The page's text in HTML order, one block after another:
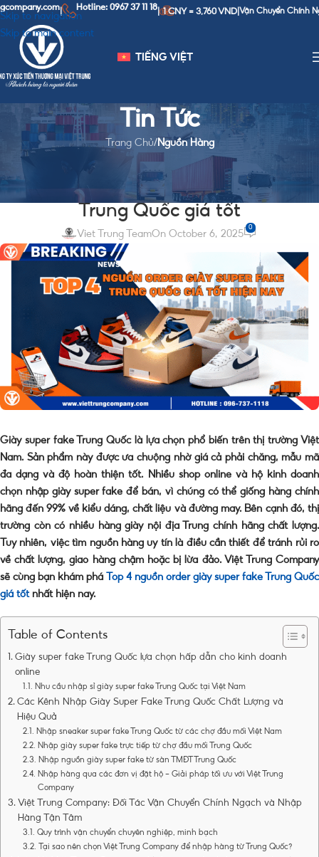
Skip to navigation
Skip to main content
| Hotline: 0967 37 11 18| 1 CNY = 3,760 VND| Vận Chuyển Chính Ngạch Trung -
TIẾNG VIỆT
Tin Tức
Trang Chủ/Nguồn Hàng
NGUỒN HÀNG
Top 4 nguồn order giày super fake
Trung Quốc giá tốt
Viet Trung TeamOn October 6, 2025
0
Giày super fake Trung Quốc là lựa chọn phổ biến trên thị trường Việt
Nam. Sản phẩm này được ưa chuộng nhờ giá cả phải chăng, mẫu mã
đa dạng và độ hoàn thiện tốt. Nhiều shop online và hộ kinh doanh
chọn nhập giày super fake để bán, vì chúng có thể giống hàng chính
hãng đến 99% về kiểu dáng, chất liệu và đường may. Bên cạnh đó, thị
trường còn có nhiều hàng giày nội địa Trung chính hãng chất lượng.
Tuy nhiên, việc tìm nguồn hàng uy tín là điều cần thiết để tránh rủi ro
về chất lượng, giao hàng chậm hoặc bị lừa đảo. Việt Trung Company
sẽ cùng bạn khám phá
Top 4 nguồn order giày super fake Trung Quốc
giá tốtnhất hiện nay.
Table of Contents
Giày super fake Trung Quốc lựa chọn hấp dẫn cho kinh doanh
online
Nhu cầu nhập sỉ giày super fake Trung Quốc tại Việt Nam
Các Kênh Nhập Giày Super Fake Trung Quốc Chất Lượng và
Hiệu Quả
Nhập sneaker super fake Trung Quốc từ các chợ đầu mối Việt Nam
Nhập giày super fake trực tiếp từ chợ đầu mối Trung Quốc
Nhập nguồn giày super fake từ sàn TMĐT Trung Quốc
Nhập hàng qua các đơn vị đặt hộ – Giải pháp tối ưu với Việt Trung
Company
Việt Trung Company: Đối Tác Vận Chuyển Chính Ngạch và Nhập
Hàng Tận Tâm
Quy trình vận chuyển chuyên nghiệp, minh bạch
Tại sao nên chọn Việt Trung Company để nhập hàng từ Trung Quốc?